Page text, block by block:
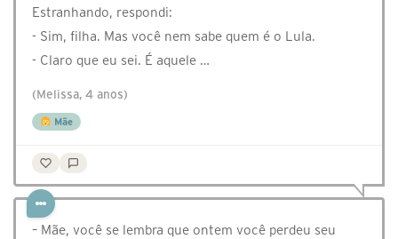
Estranhando, respondi:
- Sim, filha. Mas você nem sabe quem é o Lula.
- Claro que eu sei. É aquele …
(Melissa, 4 anos)
Mãe
– Mãe, você se lembra que ontem você perdeu seu